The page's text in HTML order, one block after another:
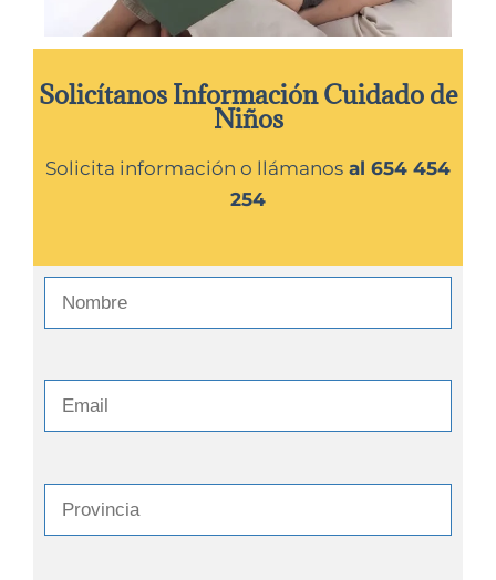
Solicítanos Información Cuidado de
Niños
Solicita información o llámanos al 654 454
254